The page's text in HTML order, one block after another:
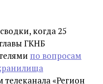
когда 25
ГКНБ
по вопросам
«Регион